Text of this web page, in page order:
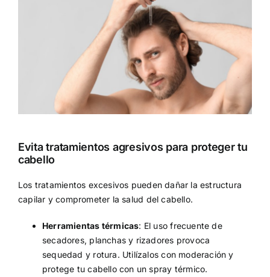
Evita tratamientos agresivos para proteger tu
cabello
Los tratamientos excesivos pueden dañar la estructura
capilar y comprometer la salud del cabello.
Herramientas térmicas: El uso frecuente de
secadores, planchas y rizadores provoca
sequedad y rotura. Utilízalos con moderación y
protege tu cabello con un spray térmico.